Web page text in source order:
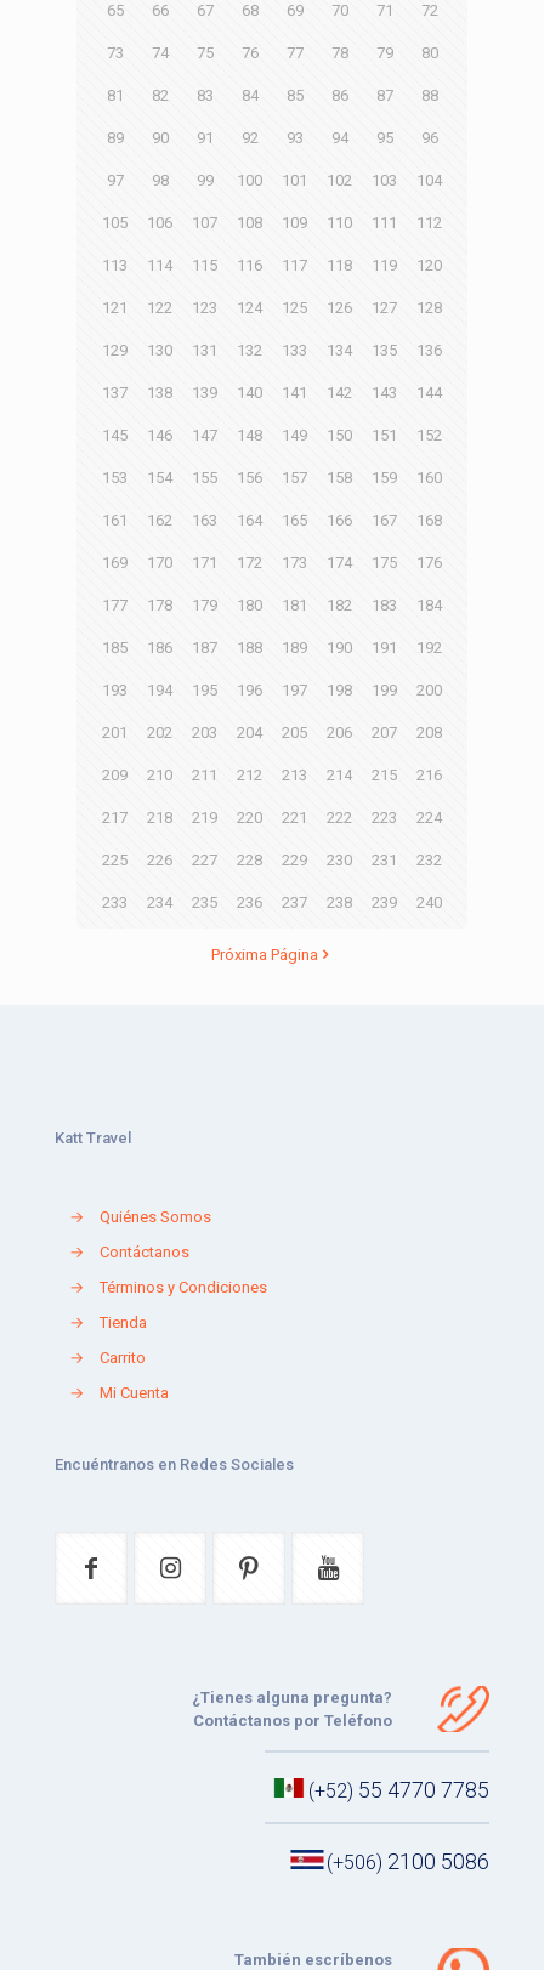
65 66 67 68 69 70 71 72
73 74 75 76 77 78 79 80
81 82 83 84 85 86 87 88
89 90 91 92 93 94 95 96
97 98 99 100 101 102 103 104
105 106 107 108 109 110 111 112
113 114 115 116 117 118 119 120
121 122 123 124 125 126 127 128
129 130 131 132 133 134 135 136
137 138 139 140 141 142 143 144
145 146 147 148 149 150 151 152
153 154 155 156 157 158 159 160
161 162 163 164 165 166 167 168
169 170 171 172 173 174 175 176
177 178 179 180 181 182 183 184
185 186 187 188 189 190 191 192
193 194 195 196 197 198 199 200
201 202 203 204 205 206 207 208
209 210 211 212 213 214 215 216
217 218 219 220 221 222 223 224
225 226 227 228 229 230 231 232
233 234 235 236 237 238 239 240
Próxima Página
Katt Travel
→
Quiénes Somos
→
Contáctanos
→
Términos y Condiciones
→
Tienda
→
Carrito
→
Mi Cuenta
Encuéntranos en Redes Sociales
¿Tienes alguna pregunta?
Contáctanos por Teléfono
(+52) 55 4770 7785
(+506) 2100 5086
También escríbenos